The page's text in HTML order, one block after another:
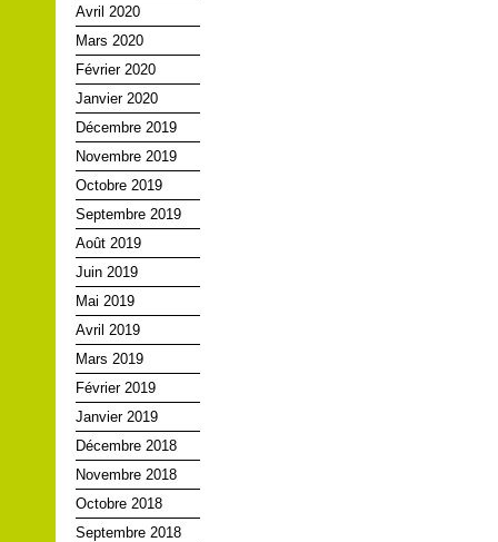
Avril 2020
Mars 2020
Février 2020
Janvier 2020
Décembre 2019
Novembre 2019
Octobre 2019
Septembre 2019
Août 2019
Juin 2019
Mai 2019
Avril 2019
Mars 2019
Février 2019
Janvier 2019
Décembre 2018
Novembre 2018
Octobre 2018
Septembre 2018